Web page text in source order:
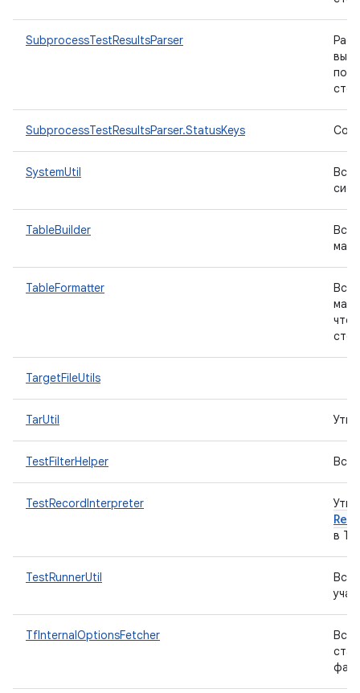
SubprocessTestResultsParser
SubprocessTestResultsParser.StatusKeys
SystemUtil
TableBuilder
TableFormatter
TargetFileUtils
TarUtil
TestFilterHelper
TestRecordInterpreter
в
TestRunnerUtil
TfInternalOptionsFetcher